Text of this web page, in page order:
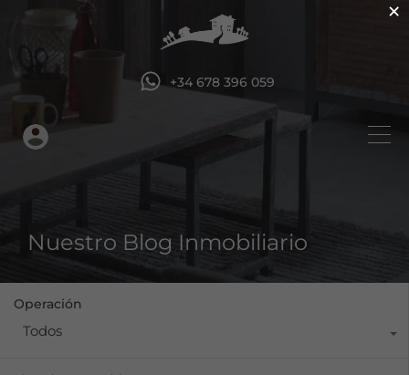
+34 678 396 059
Nuestro Blog Inmobiliario
Operación
Todos
×